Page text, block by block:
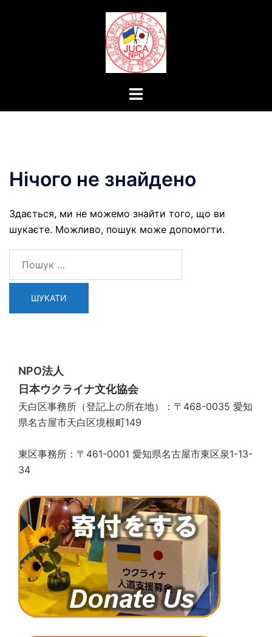
Перемикач
Нічого не знайдено
Здається, ми не можемо знайти того, що ви
шукаєте. Можливо, пошук може допомогти.
NPO法人
日本ウクライナ文化協会
天白区事務所（登記上の所在地）：〒468-0035 愛知
県名古屋市天白区境根町149
東区事務所：〒461-0001 愛知県名古屋市東区泉1-13-
34